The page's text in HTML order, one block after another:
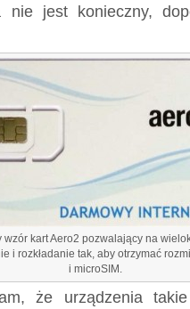
nie jest konieczny,
wzór kart Aero2 pozwalający na
i rozkładanie tak, aby otrzymać
i microSIM.
że urządzenia